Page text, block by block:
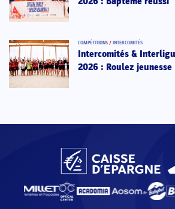
COMPÉTITIONS / INTERCOMITÉS
Intercomités &
2026 : Roulez jeunesse